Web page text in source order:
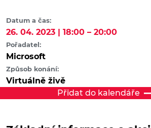
Datum a čas:
26. 04. 2023 | 18:00 – 20:00
Pořadatel:
Microsoft
Způsob konání:
Virtuálně živě
Přidat do kalendáře